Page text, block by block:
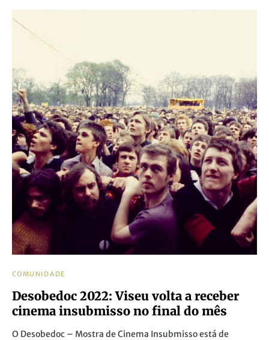
COMUNIDADE
Desobedoc 2022: Viseu volta a receber
cinema insubmisso no final do mês
O Desobedoc – Mostra de Cinema Insubmisso está de